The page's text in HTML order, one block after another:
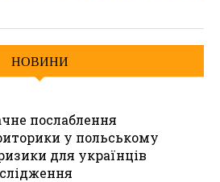
НОВИНИ
послаблення
у польському
для українців